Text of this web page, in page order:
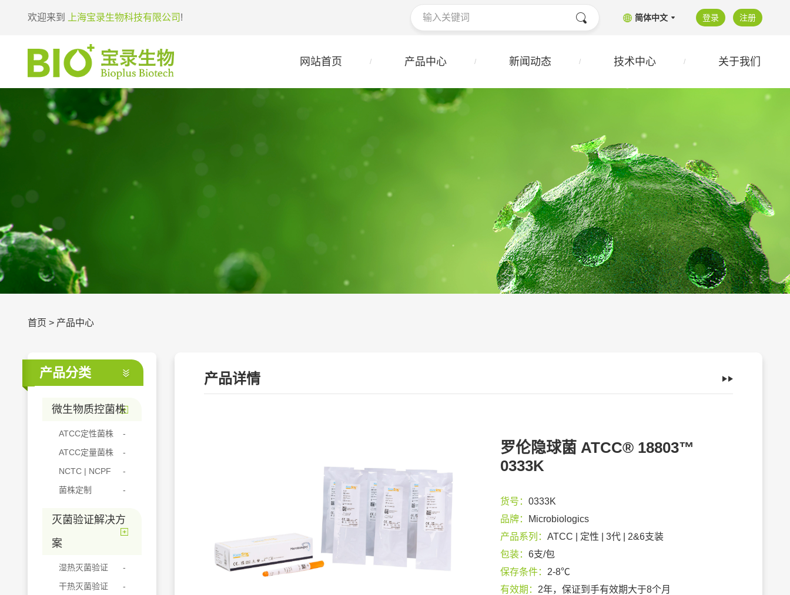
欢迎来到 上海宝录生物科技有限公司 ! 简体中文 登录 注册
网站首页 产品中心 新闻动态 技术中心 关于我们
首页 > 产品中心
产品分类
微生物质控菌株
ATCC定性菌株
ATCC定量菌株
NCTC | NCPF
菌株定制
灭菌验证解决方
案
湿热灭菌验证
干热灭菌验证
产品详情
罗伦隐球菌 ATCC® 18803™
0333K
货号： 0333K
品牌：
Microbiologics
产品系列： ATCC | 定性 | 3代 | 2&6支装
包装： 6支/包
保存条件： 2-8℃
有效期： 2年，保证到手有效期大于8个月